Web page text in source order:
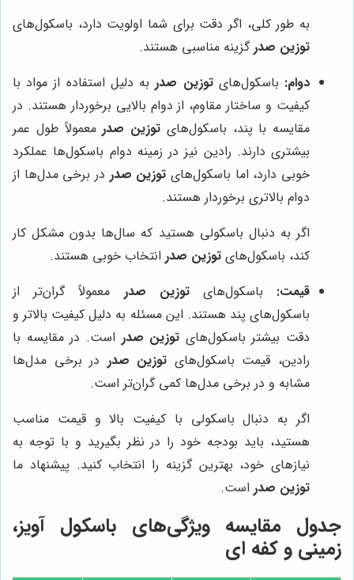
به طور کلی، اگر دقت برای شما اولویت دارد، باسکول‌های
توزین صدرگزینه مناسبی هستند.
دوام: باسکول‌هایتوزین صدربه دلیل استفاده از مواد با
کیفیت و ساختار مقاوم، از دوام بالایی برخوردار هستند. در
مقایسه با پند، باسکول‌های توزین صدرمعمولاً طول عمر
بیشتری دارند. رادین نیز در زمینه دوام باسکول‌ها عملکرد
خوبی دارد، اما باسکول‌های توزین صدر در برخی مدل‌ها از
دوام بالاتری برخوردار هستند.
اگر به دنبال باسکولی هستید که سال‌ها بدون مشکل کار
کند، باسکول‌های توزین صدر انتخاب خوبی هستند.
قیمت: باسکول‌هایتوزین صدر معمولاً گران‌تر از
باسکول‌های پند هستند. این مسئله به دلیل کیفیت بالاتر و
دقت بیشتر باسکول‌های توزین صدر است. در مقایسه با
رادین، قیمت باسکول‌های توزین صدر در برخی مدل‌ها
مشابه و در برخی مدل‌ها کمی گران‌تر است.
اگر به دنبال باسکولی با کیفیت بالا و قیمت مناسب
هستید، باید بودجه خود را در نظر بگیرید و با توجه به
نیازهای خود، بهترین گزینه را انتخاب کنید. پیشنهاد ما
توزین صدر است.
جدول مقایسه ویژگی‌های باسکول آویز،
زمینی و کفه ای